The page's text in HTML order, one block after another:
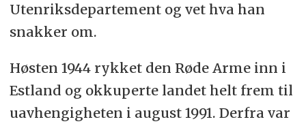
Utenriksdepartement og vet hva han
snakker om.
Høsten 1944 rykket den Røde Arme inn i
Estland og okkuperte landet helt frem til
uavhengigheten i august 1991. Derfra var